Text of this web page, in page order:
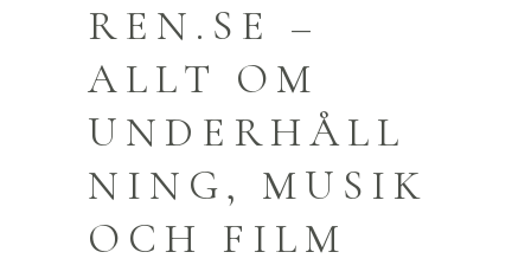
REN.SE –
ALLT OM
UNDERHÅLL
NING, MUSIK
OCH FILM